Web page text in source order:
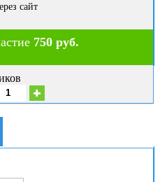
сайт
750 руб.